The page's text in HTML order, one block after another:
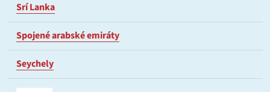
Srí Lanka
Spojené arabské emiráty
Seychely